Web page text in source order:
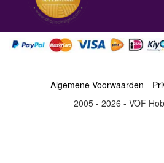
Algemene Voorwaarden
2005 - 2026 - VOF